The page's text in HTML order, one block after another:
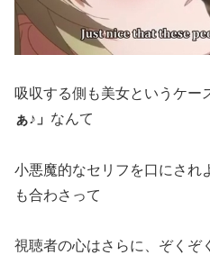
吸収する側も美女というケー
ぁ♪」 なんて
小悪魔的なセリフを口にされ
も合わさって
視聴者の心はさらに、ぞくぞ